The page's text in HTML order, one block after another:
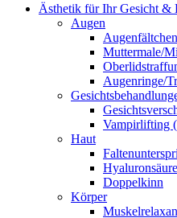
Ästhetik für Ihr Gesicht &
Augen
Muttermale/
Augenringe/
Vampirlifting
Haut
Doppelkinn
Körper